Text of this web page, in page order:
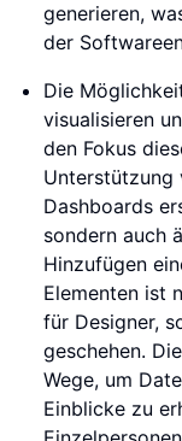
generieren,
der
Die
visualisieren
den Fokus
Dashboards
sondern auch
Hinzufügen
Elementen ist
für Designer,
geschehen.
Wege, um
Einblicke zu